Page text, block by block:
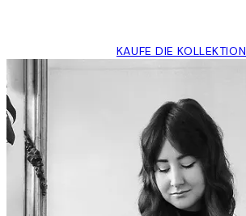
KAUFE DIE KOLLEKTION